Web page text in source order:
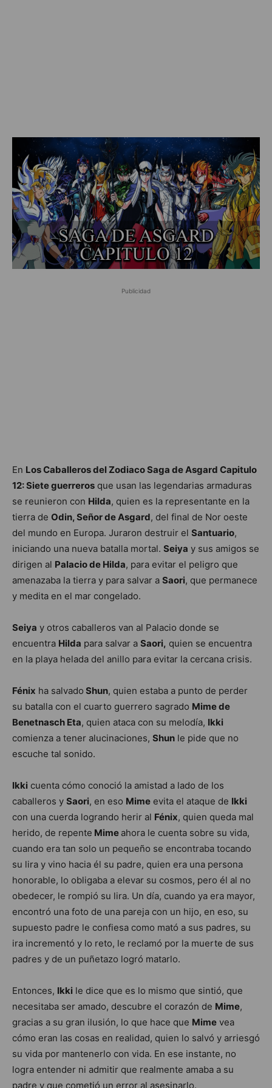
Publicidad
En Los Caballeros del Zodiaco Saga de Asgard Capitulo
12: Siete guerreros que usan las legendarias armaduras
se reunieron con Hilda, quien es la representante en la
tierra de Odin, Señor de Asgard, del final de Nor oeste
del mundo en Europa. Juraron destruir el Santuario,
iniciando una nueva batalla mortal. Seiya y sus amigos se
dirigen al Palacio de Hilda, para evitar el peligro que
amenazaba la tierra y para salvar a Saori, que permanece
y medita en el mar congelado.
Seiya y otros caballeros van al Palacio donde se
encuentra Hilda para salvar a Saori, quien se encuentra
en la playa helada del anillo para evitar la cercana crisis.
Fénix ha salvado Shun, quien estaba a punto de perder
su batalla con el cuarto guerrero sagrado Mime de
Benetnasch Eta, quien ataca con su melodía, Ikki
comienza a tener alucinaciones, Shun le pide que no
escuche tal sonido.
Ikki cuenta cómo conoció la amistad a lado de los
caballeros y Saori, en eso Mime evita el ataque de Ikki
con una cuerda logrando herir al Fénix, quien queda mal
herido, de repente Mime ahora le cuenta sobre su vida,
cuando era tan solo un pequeño se encontraba tocando
su lira y vino hacia él su padre, quien era una persona
honorable, lo obligaba a elevar su cosmos, pero él al no
obedecer, le rompió su lira. Un día, cuando ya era mayor,
encontró una foto de una pareja con un hijo, en eso, su
supuesto padre le confiesa como mató a sus padres, su
ira incrementó y lo reto, le reclamó por la muerte de sus
padres y de un puñetazo logró matarlo.
Entonces, Ikki le dice que es lo mismo que sintió, que
necesitaba ser amado, descubre el corazón de Mime,
gracias a su gran ilusión, lo que hace que Mime vea
cómo eran las cosas en realidad, quien lo salvó y arriesgó
su vida por mantenerlo con vida. En ese instante, no
logra entender ni admitir que realmente amaba a su
padre y que cometió un error al asesinarlo.